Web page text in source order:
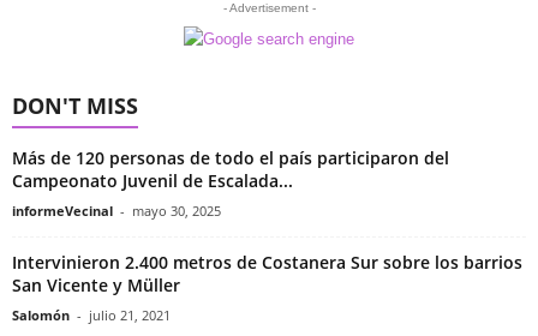
- Advertisement -
DON'T MISS
Más de 120 personas de todo el país participaron del
Campeonato Juvenil de Escalada...
informeVecinal - mayo 30, 2025
Intervinieron 2.400 metros de Costanera Sur sobre los barrios
San Vicente y Müller
Salomón - julio 21, 2021